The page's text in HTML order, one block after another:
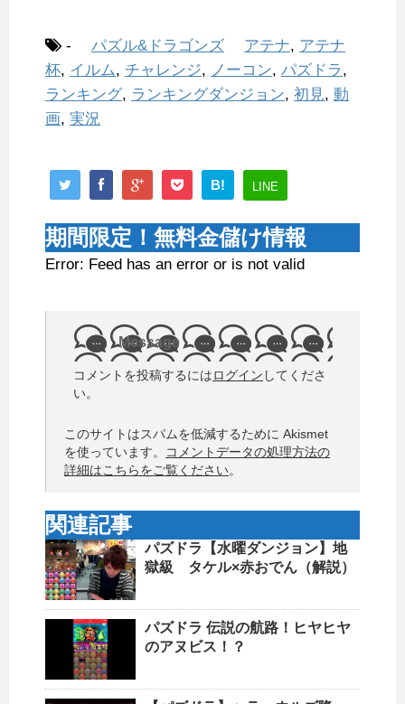
- パズル&ドラゴンズ アテナ, アテナ
杯, イルム, チャレンジ, ノーコン, パズドラ ,
ランキング, ランキングダンジョン, 初見, 動
画, 実況
B! LINE
期間限定！無料金儲け情報
Error: Feed has an error or is not valid
Message
コメントを投稿するにはログイン してくださ
い。
このサイトはスパムを低減するために Akismet
を使っています。
コメントデータの処理方法の
詳細はこちらをご覧ください。
関連記事
パズドラ【水曜ダンジョン】地
獄級 タケル×赤おでん（解説）
パズドラ 伝説の航路！ヒヤヒヤ
のアヌビス！？